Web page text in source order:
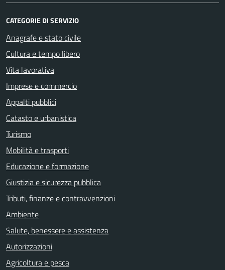
CATEGORIE DI SERVIZIO
Anagrafe e stato civile
Cultura e tempo libero
Vita lavorativa
Imprese e commercio
Appalti pubblici
Catasto e urbanistica
Turismo
Mobilità e trasporti
Educazione e formazione
Giustizia e sicurezza pubblica
Tributi, finanze e contravvenzioni
Ambiente
Salute, benessere e assistenza
Autorizzazioni
Agricoltura e pesca